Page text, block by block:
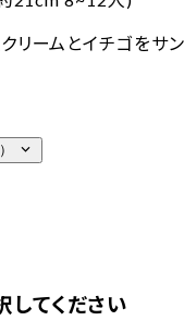
リームとイチゴをサ
expand_more
てください